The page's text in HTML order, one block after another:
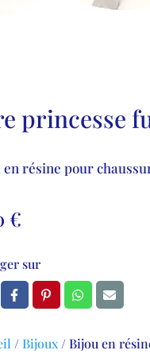
princesse
en résine pour
€
sur
/Bijoux/Bijou en